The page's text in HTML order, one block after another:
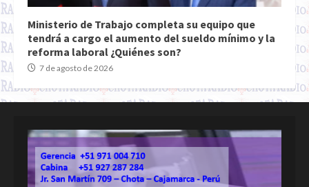
Ministerio de Trabajo completa su equipo que
tendrá a cargo el aumento del sueldo mínimo y la
reforma laboral ¿Quiénes son?
7 de agosto de 2026